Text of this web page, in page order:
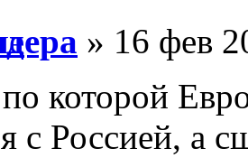
» 16 фев
которой
с Россией, а